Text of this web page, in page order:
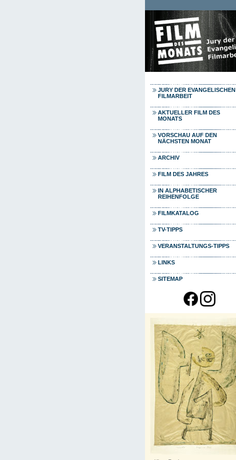
JURY DER EVANGELISCHEN
FILMARBEIT
AKTUELLER FILM DES
MONATS
VORSCHAU AUF DEN
NÄCHSTEN MONAT
ARCHIV
FILM DES JAHRES
IN ALPHABETISCHER
REIHENFOLGE
FILMKATALOG
TV-TIPPS
VERANSTALTUNGS-TIPPS
LINKS
SITEMAP